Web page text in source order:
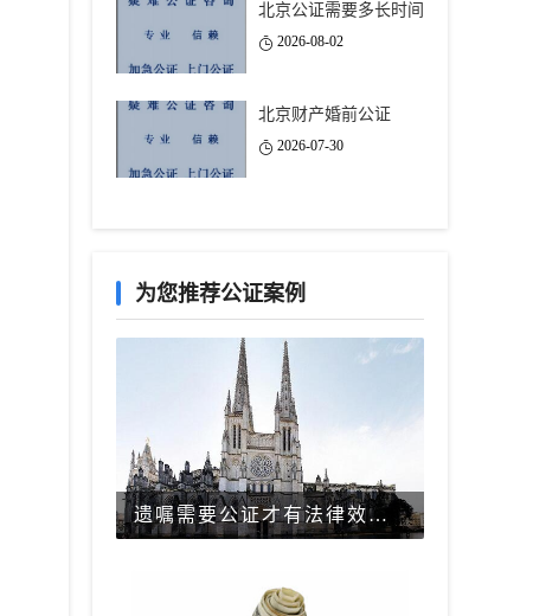
北京公证需要多长时间
2026-08-02
北京财产婚前公证
2026-07-30
为您推荐公证案例
遗嘱需要公证才有法律效力吗？